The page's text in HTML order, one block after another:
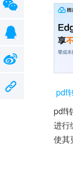
pdf
pdf
进行
使其